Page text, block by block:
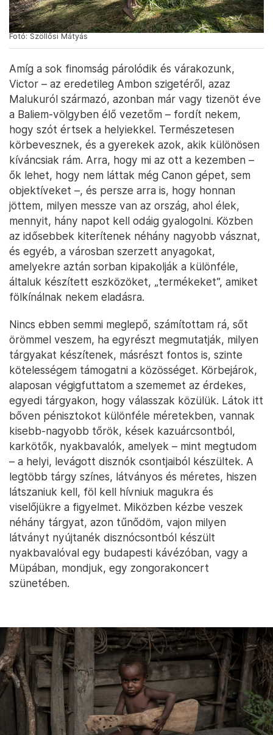
Fotó: Szöllősi Mátyás
Amíg a sok finomság párolódik és várakozunk,
Victor – az eredetileg Ambon szigetéről, azaz
Malukuról származó, azonban már vagy tizenöt éve
a Baliem-völgyben élő vezetőm – fordít nekem,
hogy szót értsek a helyiekkel. Természetesen
kíváncsiak rám. Arra, hogy mi az ott a kezemben –
ők lehet, hogy nem láttak még Canon gépet, sem
objektíveket –, és persze arra is, hogy honnan
jöttem, milyen messze van az ország, ahol élek,
mennyit, hány napot kell odáig gyalogolni. Közben
az idősebbek kiterítenek néhány nagyobb vásznat,
és egyéb, a városban szerzett anyagokat,
amelyekre aztán sorban kipakolják a különféle,
általuk készített eszközöket, „termékeket”, amiket
fölkínálnak nekem eladásra.
Nincs ebben semmi meglepő, számítottam rá, sőt
örömmel veszem, ha egyrészt megmutatják, milyen
tárgyakat készítenek, másrészt fontos is, szinte
kötelességem támogatni a közösséget. Körbejárok,
alaposan végigfuttatom a szememet az érdekes,
egyedi tárgyakon, hogy válasszak közülük. Látok itt
bőven pénisztokot különféle méretekben, vannak
– a helyi, levágott disznók csontjaiból készültek. A
legtöbb tárgy színes, látványos és méretes, hiszen
látszaniuk kell, föl kell hívniuk magukra és
viselőjükre a figyelmet. Miközben kézbe veszek
néhány tárgyat, azon tűnődöm, vajon milyen
látványt nyújtanék disznócsontból készült
nyakbavalóval egy budapesti kávézóban, vagy a